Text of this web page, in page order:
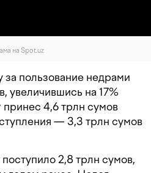
на Spot.uz
за пользование недрами
увеличившись на 17%
принес 4,6 трлн сумов
— 3,3 трлн сумов
2,8 трлн сумов,